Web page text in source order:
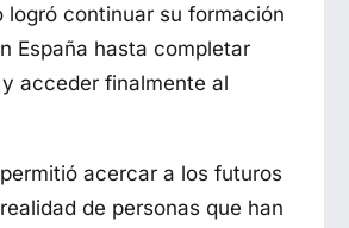
logró continuar su formación
España hasta completar
acceder finalmente al
acercar a los futuros
de personas que han